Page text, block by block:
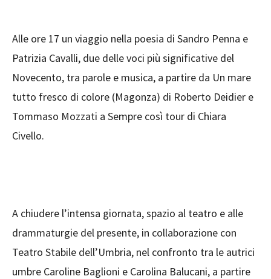
Alle ore 17 un viaggio nella poesia di Sandro Penna e
Patrizia Cavalli, due delle voci più significative del
Novecento, tra parole e musica, a partire da Un mare
tutto fresco di colore (Magonza) di Roberto Deidier e
Tommaso Mozzati a Sempre così tour di Chiara
Civello.
A chiudere l’intensa giornata, spazio al teatro e alle
drammaturgie del presente, in collaborazione con
Teatro Stabile dell’Umbria, nel confronto tra le autrici
umbre Caroline Baglioni e Carolina Balucani, a partire